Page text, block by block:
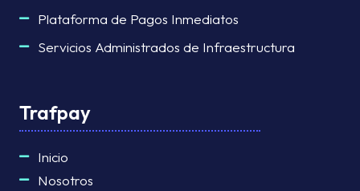
Plataforma de Pagos Inmediatos
Servicios Administrados de Infraestructura
Trafpay
Inicio
Nosotros